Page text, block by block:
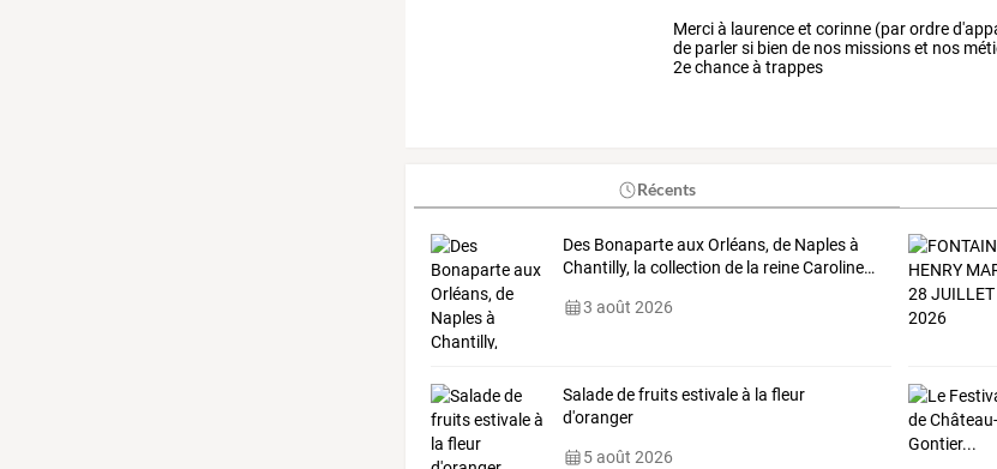
Merci à laurence et corinne (par ordre
de parler si bien de nos missions et nos
2e chance à trappes
Récents
DesBonaparteauxOrléans,deNaplesà
Chantilly,la collection dela reineCaroline…
3 août 2026
Salade de fruits estivale à la fleur
d'oranger
5 août 2026